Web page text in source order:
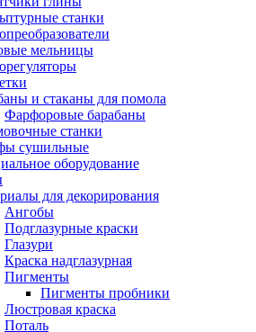
станки
мельницы
и стаканы для помола
Фарфоровые барабаны
станки
сушильные
оборудование
для декорирования
Ангобы
Подглазурные краски
Глазури
Краска надглазурная
Пигменты
Пигменты пробники
Люстровая краска
Поталь